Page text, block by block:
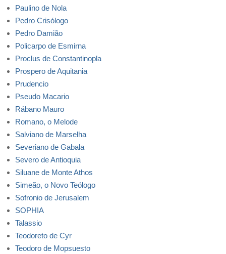
Paulino de Nola
Pedro Crisólogo
Pedro Damião
Policarpo de Esmirna
Proclus de Constantinopla
Prospero de Aquitania
Prudencio
Pseudo Macario
Rábano Mauro
Romano, o Melode
Salviano de Marselha
Severiano de Gabala
Severo de Antioquia
Siluane de Monte Athos
Simeão, o Novo Teólogo
Sofronio de Jerusalem
SOPHIA
Talassio
Teodoreto de Cyr
Teodoro de Mopsuesto